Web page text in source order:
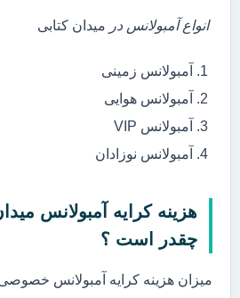
انواع آمبولانس در میدان کتابی
آمبولانس زمینی
آمبولانس هوایی
آمبولانس VIP
آمبولانس نوزادان
هزینه کرایه آمبولانس
چقدر است ؟
میزان هزینه کرایه آمبولانس